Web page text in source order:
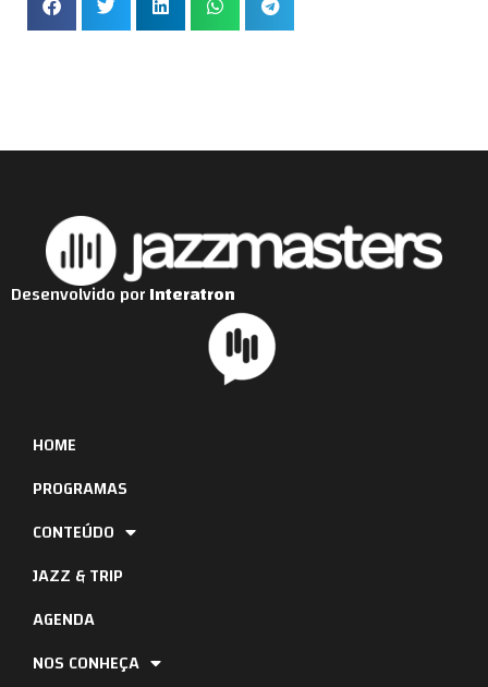
HOME
PROGRAMAS
CONTEÚDO
JAZZ & TRIP
AGENDA
NOS CONHEÇA
Desenvolvido porInteratron